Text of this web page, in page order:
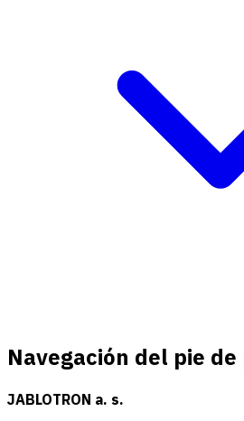
Navegación del pie de
JABLOTRON a. s.